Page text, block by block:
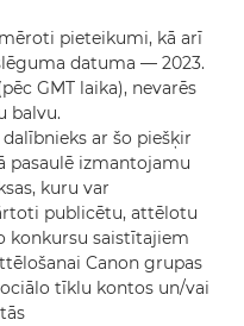
pieteikumi, kā arī
datuma — 2023.
GMT laika), nevarēs
balvu.
ar šo piešķir
pasaulē izmantojamu
kuru var
publicētu, attēlotu
konkursu saistītajiem
Canon grupas
tīklu kontos un/vai